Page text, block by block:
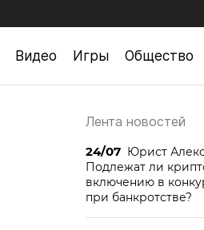
Видео Игры Общество
Лента новостей
24/07 Юрист
Подлежат ли
включению в
при банкротстве?